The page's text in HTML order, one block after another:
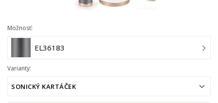
Možnosť:
EL36183
Varianty:
SONICKÝ KARTÁČEK